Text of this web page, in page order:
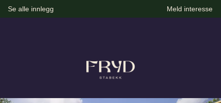
Se alle innlegg Meld interesse